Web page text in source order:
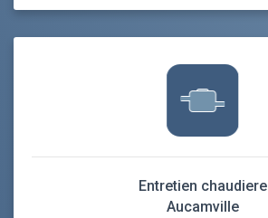
Entretien chaudiere
Aucamville